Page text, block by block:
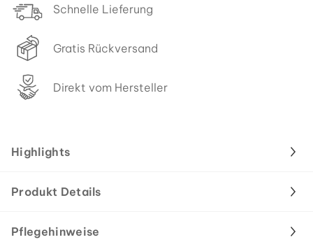
Schnelle Lieferung
Gratis Rückversand
Direkt vom Hersteller
Highlights
Produkt Details
Pflegehinweise